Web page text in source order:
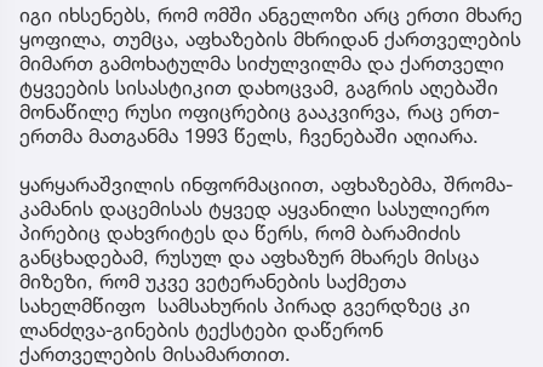
იგი იხსენებს, რომ ომში ანგელოზი არც ერთი მხარე
ყოფილა, თუმცა, აფხაზების მხრიდან ქართველების
მიმართ გამოხატულმა სიძულვილმა და ქართველი
ტყვეების სისასტიკით დახოცვამ, გაგრის აღებაში
მონაწილე რუსი ოფიცრებიც გააკვირვა, რაც ერთ-
ერთმა მათგანმა 1993 წელს, ჩვენებაში აღიარა.
ყარყარაშვილის ინფორმაციით, აფხაზებმა, შრომა-
კამანის დაცემისას ტყვედ აყვანილი სასულიერო
პირებიც დახვრიტეს და წერს, რომ ბარამიძის
განცხადებამ, რუსულ და აფხაზურ მხარეს მისცა
მიზეზი, რომ უკვე ვეტერანების საქმეთა
სახელმწიფო სამსახურის პირად გვერდზეც კი
ლანძღვა-გინების ტექსტები დაწერონ
ქართველების მისამართით.